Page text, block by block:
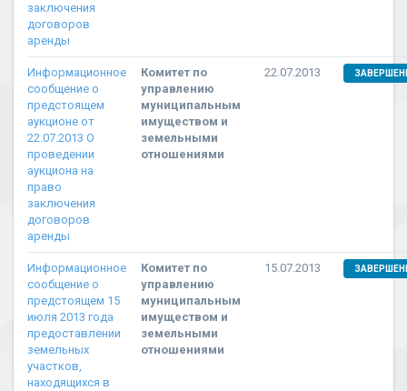
заключения
договоров
аренды
Информационное
сообщение о
предстоящем
аукционе от
22.07.2013 О
проведении
аукциона на
право
заключения
договоров
аренды
Комитет по
управлению
муниципальным
имуществом и
земельными
отношениями
22.07.2013
Информационное
сообщение о
предстоящем 15
июля 2013 года
предоставлении
земельных
участков,
находящихся в
Комитет по
управлению
муниципальным
имуществом и
земельными
отношениями
15.07.2013